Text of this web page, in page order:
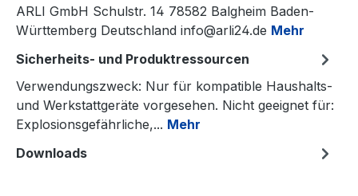
ARLI GmbH Schulstr. 14 78582 Balgheim Baden-
Württemberg Deutschland info@arli24.de Mehr
Sicherheits- und Produktressourcen
Verwendungszweck: Nur für kompatible Haushalts-
und Werkstattgeräte vorgesehen. Nicht geeignet für:
Explosionsgefährliche,... Mehr
Downloads